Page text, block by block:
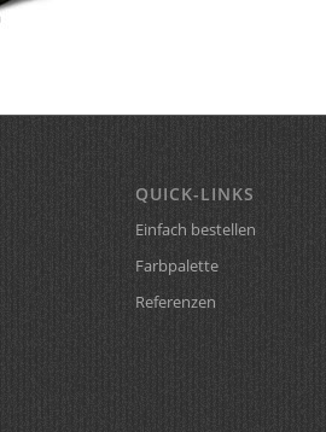
QUICK-LINKS
Einfach bestellen
Farbpalette
Referenzen